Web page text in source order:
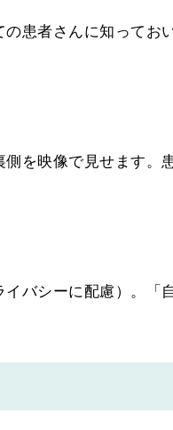
患者さんに知って
を映像で見せます。
バシーに配慮）。「